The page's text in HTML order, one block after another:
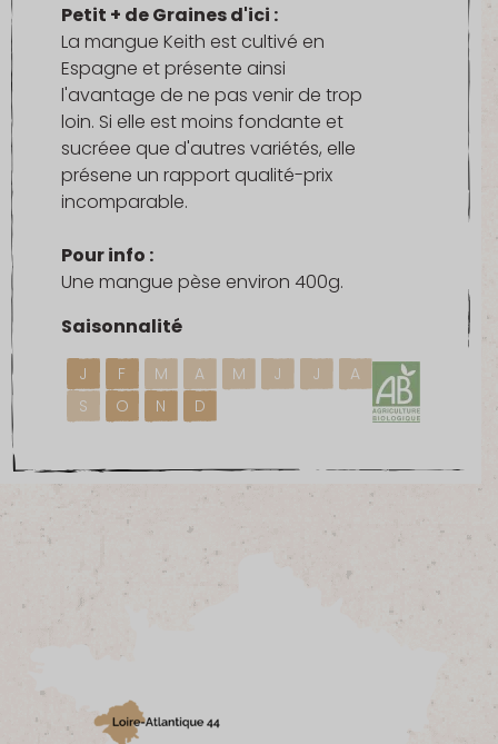
Petit + de Graines d'ici :
La mangue Keith est cultivé en
Espagne et présente ainsi
l'avantage de ne pas venir de trop
loin. Si elle est moins fondante et
sucréee que d'autres variétés, elle
présene un rapport qualité-prix
incomparable.
Pour info :
Une mangue pèse environ 400g.
Saisonnalité
J F M A M J J
A
S
O N D